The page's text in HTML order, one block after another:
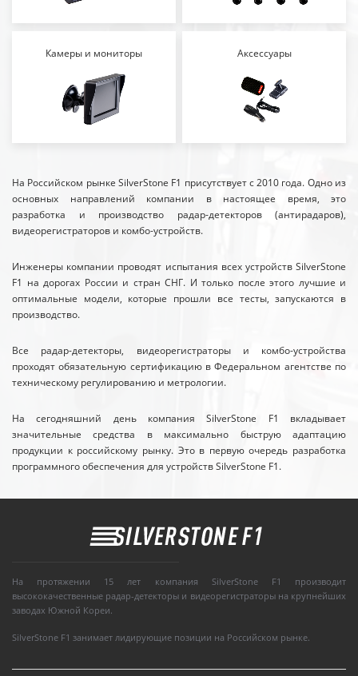
Камеры и мониторы Аксессуары
На Российском рынке SilverStone F1 присутствует с 2010 года. Одно из
основных направлений компании в настоящее время, это
разработка и производство радар-детекторов (антирадаров),
видеорегистраторов и комбо-устройств.
Инженеры компании проводят испытания всех устройств SilverStone
F1 на дорогах России и стран СНГ. И только после этого лучшие и
оптимальные модели, которые прошли все тесты, запускаются в
производство.
Все радар-детекторы, видеорегистраторы и комбо-устройства
проходят обязательную сертификацию в Федеральном агентстве по
техническому регулированию и метрологии.
На сегодняшний день компания SilverStone F1 вкладывает
значительные средства в максимально быструю адаптацию
продукции к российскому рынку. Это в первую очередь разработка
программного обеспечения для устройств SilverStone F1.
На протяжении 15 лет компания SilverStone F1 производит
высококачественные радар-детекторы и видеорегистраторы на крупнейших
заводах Южной Кореи.
SilverStone F1 занимает лидирующие позиции на Российском рынке.